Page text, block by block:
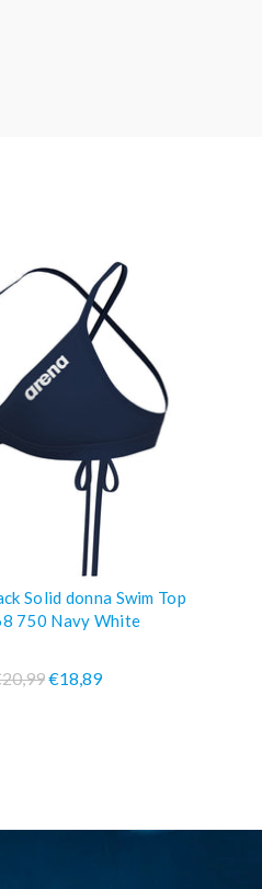
SUBITO
Solid donna Swim Top
750 Navy White
€18,89